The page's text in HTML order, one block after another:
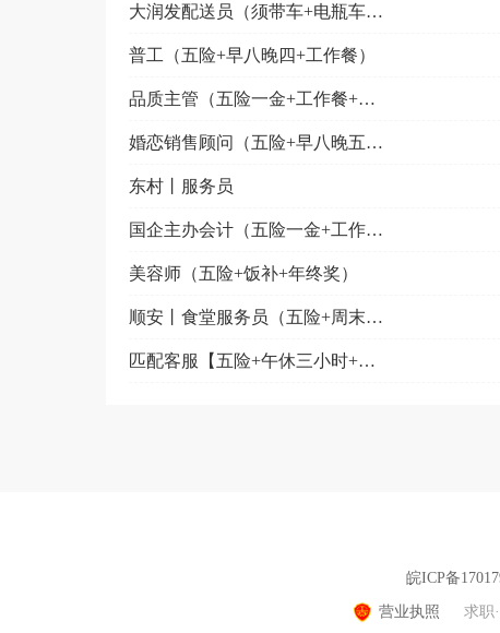
大润发配送员（须带车+电瓶车补贴）
普工（五险+早八晚四+工作餐）
品质主管（五险一金+工作餐+金桥附近）
婚恋销售顾问（五险+早八晚五+调休）
东村丨服务员
国企主办会计（五险一金+工作餐+节日福利+周末双休）
美容师（五险+饭补+年终奖）
顺安丨食堂服务员（五险+周末双休）
匹配客服【五险+午休三小时+不外出】
皖ICP备
营业执照 求职